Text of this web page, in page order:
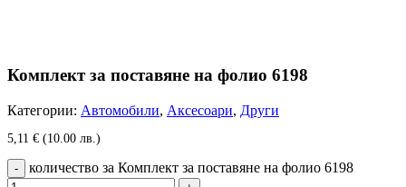
Комплект за поставяне на фолио 6198
Категории: Автомобили, Аксесоари, Други
5,11 € (10.00 лв.)
количество за Комплект за поставяне на фолио 6198